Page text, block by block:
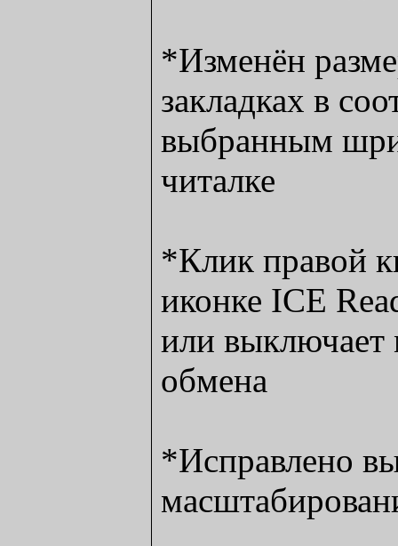
*Изменён
закладках в
выбранным
читалке
*Клик правой
иконке ICE
или выключает
обмена
*Исправлено